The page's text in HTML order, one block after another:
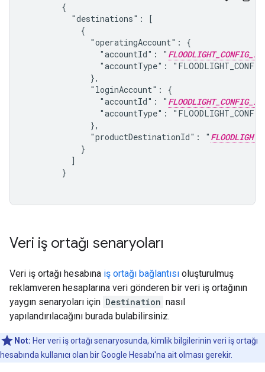
        {
          "destinations": [
            {
              "operatingAccount": {
                "accountId": "
FLOODLIGHT_CONFIG_ID
"accountType":
              },
              "loginAccount": {
                "accountId": "
FLOODLIGHT_CONFIG_ID
"accountType":
              },
              "productDestinationId": "
            }
          ]
        }
Veri iş ortağı senaryoları
Veri iş ortağı hesabına iş ortağı bağlantısı oluşturulmuş
reklamveren hesaplarına veri gönderen bir veri iş ortağının
yaygın senaryoları için Destination nasıl
yapılandırılacağını burada bulabilirsiniz.
Not: Her veri iş ortağı senaryosunda, kimlik bilgilerinin veri iş ortağı
hesabında kullanıcı olan bir Google Hesabı'na ait olması gerekir.